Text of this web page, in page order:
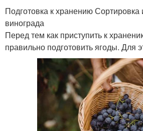
Подготовка к хранению Сортировка
винограда
Перед тем как приступить к
правильно подготовить ягоды. Для